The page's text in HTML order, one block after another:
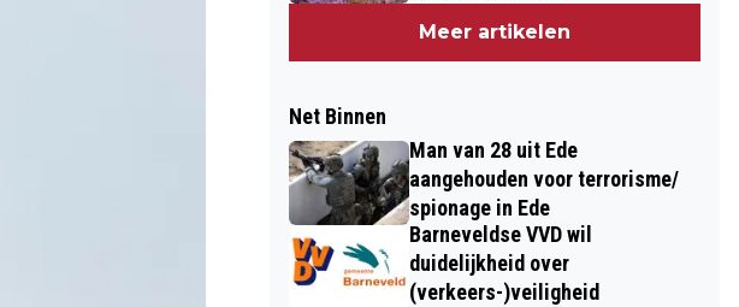
Meer artikelen
Net Binnen
Man van 28 uit Ede
aangehouden voor terrorisme/
spionage in Ede
Barneveldse VVD wil
duidelijkheid over
(verkeers-)veiligheid